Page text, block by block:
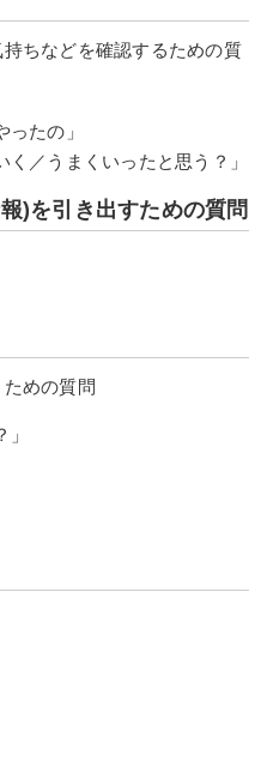
ちなどを確認するための質
ったの」
く／うまくいったと思う？」
)を引き出すための質問
めの質問